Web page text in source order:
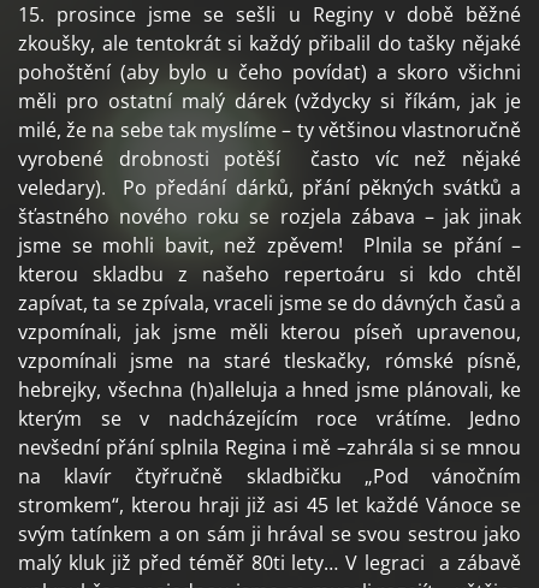
15. prosince jsme se sešli u Reginy v době běžné
zkoušky, ale tentokrát si každý přibalil do tašky nějaké
pohoštění (aby bylo u čeho povídat) a skoro všichni
měli pro ostatní malý dárek (vždycky si říkám, jak je
milé, že na sebe tak myslíme – ty většinou vlastnoručně
vyrobené drobnosti potěší často víc než nějaké
veledary). Po předání dárků, přání pěkných svátků a
šťastného nového roku se rozjela zábava – jak jinak
jsme se mohli bavit, než zpěvem! Plnila se přání –
kterou skladbu z našeho repertoáru si kdo chtěl
zapívat, ta se zpívala, vraceli jsme se do dávných časů a
vzpomínali, jak jsme měli kterou píseň upravenou,
vzpomínali jsme na staré tleskačky, rómské písně,
hebrejky, všechna (h)alleluja a hned jsme plánovali, ke
kterým se v nadcházejícím roce vrátíme. Jedno
nevšední přání splnila Regina i mě –zahrála si se mnou
na klavír čtyřručně skladbičku „Pod vánočním
stromkem“, kterou hraji již asi 45 let každé Vánoce se
svým tatínkem a on sám ji hrával se svou sestrou jako
malý kluk již před téměř 80ti lety… V legraci a zábavě